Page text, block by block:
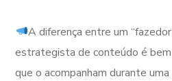
A diferença entre um
estrategista de conteúdo é
que o acompanham durante